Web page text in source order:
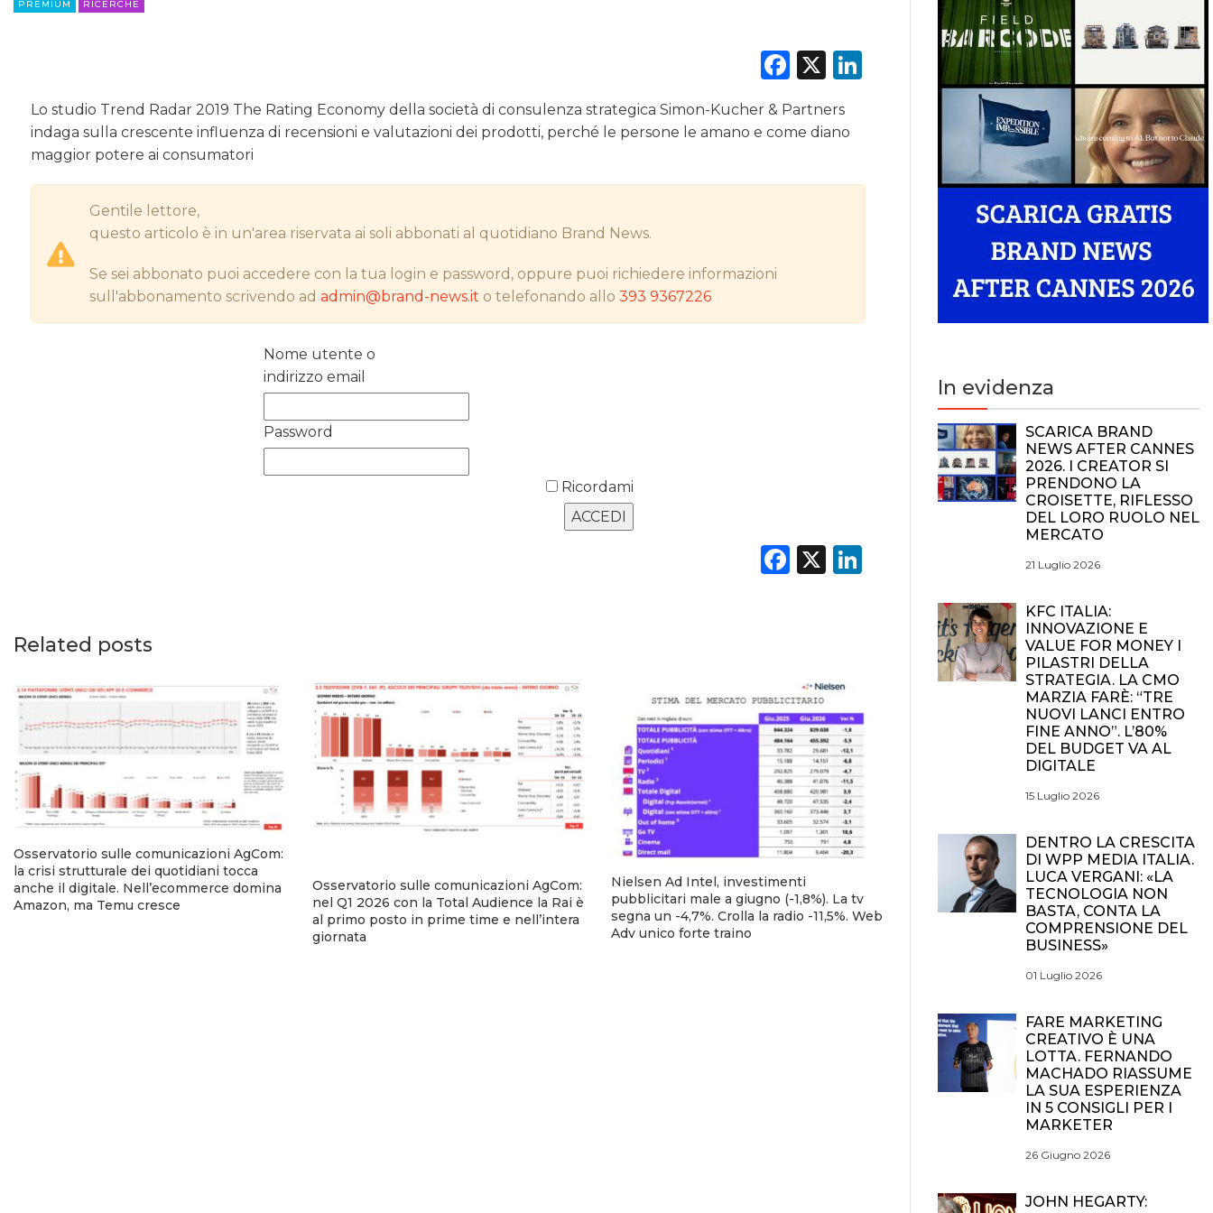
RICERCHE
CASE HISTORY
PREMIUM RICERCHE
Facebook
X LinkedIn
Lo studio Trend Radar 2019 The Rating Economy della società di consulenza strategica Simon-Kucher & Partners
indaga sulla crescente influenza di recensioni e valutazioni dei prodotti, perché le persone le amano e come diano
maggior potere ai consumatori
Gentile lettore,
questo articolo è in un'area riservata ai soli abbonati al quotidiano Brand News.
Se sei abbonato puoi accedere con la tua login e password, oppure puoi richiedere informazioni
sull'abbonamento scrivendo adadmin@brand-news.it o telefonando allo393 9367226
Nome utente o
indirizzo email
Password
Ricordami
Facebook
X LinkedIn
Related posts
Osservatorio sulle comunicazioni AgCom:
la crisi strutturale dei quotidiani tocca
anche il digitale. Nell’ecommerce domina
Amazon, ma Temu cresce
Osservatorio sulle comunicazioni AgCom:
nel Q1 2026 con la Total Audience la Rai è
al primo posto in prime time e nell’intera
giornata
Nielsen Ad Intel, investimenti
pubblicitari male a giugno (-1,8%). La tv
segna un -4,7%. Crolla la radio -11,5%. Web
Adv unico forte traino
In evidenza
SCARICA BRAND
NEWS AFTER CANNES
2026. I CREATOR SI
PRENDONO LA
CROISETTE, RIFLESSO
DEL LORO RUOLO NEL
MERCATO
21 Luglio 2026
KFC ITALIA:
INNOVAZIONE E
VALUE FOR MONEY I
PILASTRI DELLA
STRATEGIA. LA CMO
MARZIA FARÈ: “TRE
NUOVI LANCI ENTRO
FINE ANNO”. L’80%
DEL BUDGET VA AL
DIGITALE
15 Luglio 2026
DENTRO LA CRESCITA
DI WPP MEDIA ITALIA.
LUCA VERGANI: «LA
TECNOLOGIA NON
BASTA, CONTA LA
COMPRENSIONE DEL
BUSINESS»
01 Luglio 2026
FARE MARKETING
CREATIVO È UNA
LOTTA. FERNANDO
MACHADO RIASSUME
LA SUA ESPERIENZA
IN 5 CONSIGLI PER I
MARKETER
26 Giugno 2026
JOHN HEGARTY: